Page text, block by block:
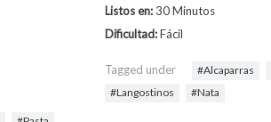
Listos en:30 Minutos
Dificultad:Fácil
Tagged under Alcaparras
Langostinos
Nata